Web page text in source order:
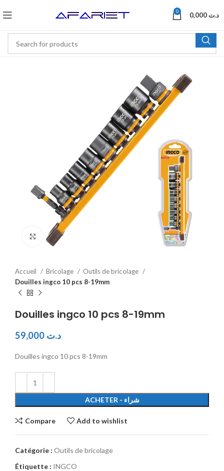
0 د.ت
Click to enlarge
Accueil Bricolage
Outils de bricolage
Douilles ingco 10 pcs 8-19mm
Douilles ingco 10 pcs 8-19mm
د.ت
Douilles ingco 10 pcs 8-19mm
ACHETER - شراء
Compare Add to wishlist
Catégorie : Outils de bricolage
Étiquette : INGCO